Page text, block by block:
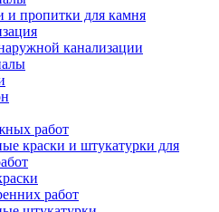
и пропитки для камня
канализации
работ
краски и штукатурки для
работ